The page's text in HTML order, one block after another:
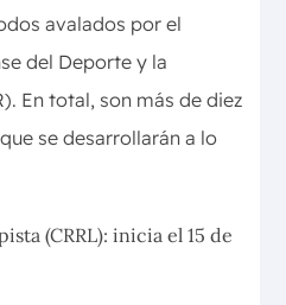
avalados por el
del Deporte y la
En total, son más de diez
se desarrollarán a lo
(CRRL): inicia el 15 de